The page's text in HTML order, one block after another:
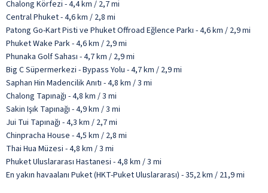
Chalong Körfezi - 4,4 km / 2,7 mi
Central Phuket - 4,6 km / 2,8 mi
Patong Go-Kart Pisti ve Phuket Offroad Eğlence Parkı - 4,6 km / 2,9 mi
Phuket Wake Park - 4,6 km / 2,9 mi
Phunaka Golf Sahası - 4,7 km / 2,9 mi
Big C Süpermerkezi - Bypass Yolu - 4,7 km / 2,9 mi
Saphan Hin Madencilik Anıtı - 4,8 km / 3 mi
Chalong Tapınağı - 4,8 km / 3 mi
Sakin Işık Tapınağı - 4,9 km / 3 mi
Jui Tui Tapınağı - 4,3 km / 2,7 mi
Chinpracha House - 4,5 km / 2,8 mi
Thai Hua Müzesi - 4,8 km / 3 mi
Phuket Uluslararası Hastanesi - 4,8 km / 3 mi
En yakın havaalanı Puket (HKT-Puket Uluslararası) - 35,2 km / 21,9 mi